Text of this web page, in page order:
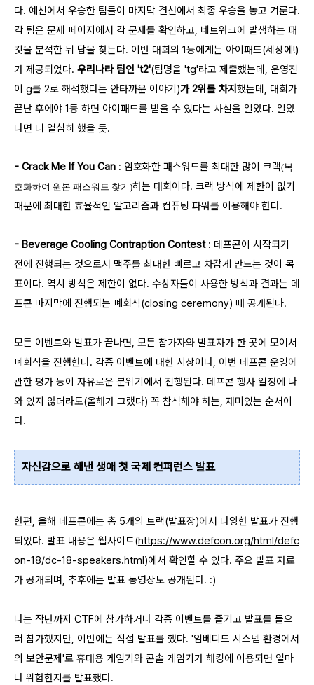
다. 예선에서 우승한 팀들이 마지막 결선에서 최종 우승을 놓고 겨룬다.
각 팀은 문제 페이지에서 각 문제를 확인하고, 네트워크에 발생하는 패
킷을 분석한 뒤 답을 찾는다. 이번 대회의 1등에게는 아이패드(세상에!)
가 제공되었다. 우리나라 팀인 't2'(팀명을 'tg'라고 제출했는데, 운영진
이 g를 2로 해석했다는 안타까운 이야기)가 2위를 차지 했는데, 대회가
끝난 후에야 1등 하면 아이패드를 받을 수 있다는 사실을 알았다. 알았
다면 더 열심히 했을 듯.
- Crack Me If You Can : 암호화한 패스워드를 최대한 많이 크랙(복
호화하여 원본 패스워드 찾기)하는 대회이다. 크랙 방식에 제한이 없기
때문에 최대한 효율적인 알고리즘과 컴퓨팅 파워를 이용해야 한다.
- Beverage Cooling Contraption Contest: 데프콘이 시작되기
전에 진행되는 것으로서 맥주를 최대한 빠르고 차갑게 만드는 것이 목
표이다. 역시 방식은 제한이 없다. 수상자들이 사용한 방식과 결과는 데
프콘 마지막에 진행되는 폐회식(closing ceremony) 때 공개된다.
모든 이벤트와 발표가 끝나면, 모든 참가자와 발표자가 한 곳에 모여서
폐회식을 진행한다. 각종 이벤트에 대한 시상이나, 이번 데프콘 운영에
관한 평가 등이 자유로운 분위기에서 진행된다. 데프콘 행사 일정에 나
와 있지 않더라도(올해가 그랬다) 꼭 참석해야 하는, 재미있는 순서이
다.
자신감으로 해낸 생애 첫 국제 컨퍼런스 발표
한편, 올해 데프콘에는 총 5개의 트랙(발표장)에서 다양한 발표가 진행
되었다. 발표 내용은 웹사이트(https://www.defcon.org/html/defc
on-18/dc-18-speakers.html)에서 확인할 수 있다. 주요 발표 자료
가 공개되며, 추후에는 발표 동영상도 공개된다. :)
나는 작년까지 CTF에 참가하거나 각종 이벤트를 즐기고 발표를 들으
러 참가했지만, 이번에는 직접 발표를 했다. '임베디드 시스템 환경에서
의 보안문제'로 휴대용 게임기와 콘솔 게임기가 해킹에 이용되면 얼마
나 위험한지를 발표했다.